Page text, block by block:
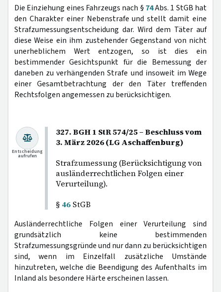
Die Einziehung eines Fahrzeugs nach § 74Abs. 1 StGB hat
den Charakter einer Nebenstrafe und stellt damit eine
Strafzumessungsentscheidung dar. Wird dem Täter auf
diese Weise ein ihm zustehender Gegenstand von nicht
unerheblichem Wert entzogen, so ist dies ein
bestimmender Gesichtspunkt für die Bemessung der
daneben zu verhängenden Strafe und insoweit im Wege
einer Gesamtbetrachtung der den Täter treffenden
Rechtsfolgen angemessen zu berücksichtigen.
327. BGH 1 StR 574/25 – Beschluss vom
3. März 2026 (LG Aschaffenburg)
Strafzumessung (Berücksichtigung von
ausländerrechtlichen Folgen einer
Verurteilung).
§ 46 StGB
Entscheidung
aufrufen
Ausländerrechtliche Folgen einer Verurteilung sind
grundsätzlich keine bestimmenden
Strafzumessungsgründe und nur dann zu berücksichtigen
sind, wenn im Einzelfall zusätzliche Umstände
hinzutreten, welche die Beendigung des Aufenthalts im
Inland als besondere Härte erscheinen lassen.